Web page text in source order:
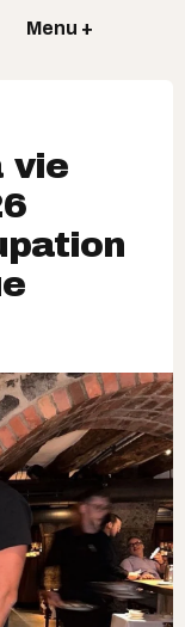
Menu +
vie